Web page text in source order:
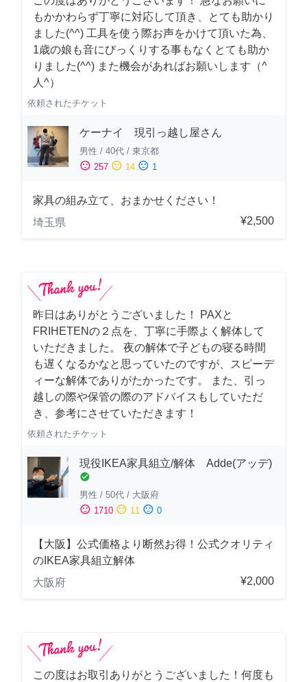
もかかわらず丁寧に対応して頂き、とても助かり
ました(^^) 工具を使う際お声をかけて頂いた為、
1歳の娘も音にびっくりする事もなくとても助か
りました(^^) また機会があればお願いします（^
人^）
依頼されたチケット
ケーナイ 現引っ越し屋さん
男性 / 40代 / 東京都
sentiment_satisfied 257 sentiment_neutral 14 sentiment_dissatisfied 1
家具の組み立て、おまかせください！
埼玉県
¥2,500
昨日はありがとうございました！ PAXと
FRIHETENの２点を、丁寧に手際よく解体して
いただきました。 夜の解体で子どもの寝る時間
も遅くなるかなと思っていたのですが、スピーデ
ィーな解体でありがたかったです。 また、引っ
越しの際や保管の際のアドバイスもしていただ
き、参考にさせていただきます！
依頼されたチケット
現役IKEA家具組立/解体 Adde(アッデ)
check_circle
男性 / 50代 / 大阪府
sentiment_satisfied 1710 sentiment_neutral 11 sentiment_dissatisfied 0
【大阪】公式価格より断然お得！公式クオリティ
のIKEA家具組立解体
大阪府
¥2,000
この度はお取引ありがとうございました！何度も